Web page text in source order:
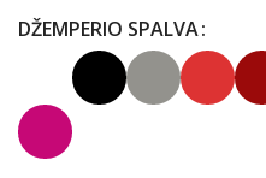
DŽEMPERIO SPALVA